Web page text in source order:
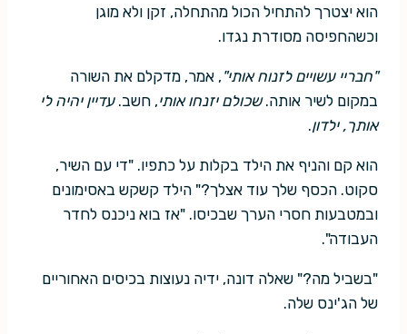
הוא יצטרך להתחיל הכול מהתחלה, זקן ולא מוגן
וכשהחפיסה מסודרת נגדו.
"חבריי עשויים לזנוח אותי" , אמר, מדקלם את השורה
במקום לשיר אותה.שכולם יזנחו אותי, חשב.עדיין יהיה לי
אותך, ילדון.
הוא קם והניף את הילד בקלות על כתפיו. "די עם השיר,
סקוט. הכסף שלך עוד אצלך?" הילד קשקש באסימונים
ובמטבעות חסרי הערך שבכיסו. "אז בוא ניכנס לחדר
העבודה".
"בשביל מה?" שאלה דונה, ידיה נעוצות בכיסים האחוריים
של הג'ינס שלה.